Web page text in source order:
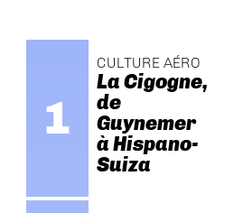
CULTURE AÉRO
La Cigogne,
de
Guynemer
à Hispano-
Suiza